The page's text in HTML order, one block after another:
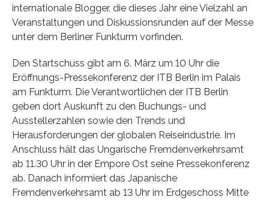
internationale Blogger, die dieses Jahr eine Vielzahl an
Veranstaltungen und Diskussionsrunden auf der Messe
unter dem Berliner Funkturm vorfinden.
Den Startschuss gibt am 6. März um 10 Uhr die
Eröffnungs-Pressekonferenz der ITB Berlin im Palais
am Funkturm. Die Verantwortlichen der ITB Berlin
geben dort Auskunft zu den Buchungs- und
Ausstellerzahlen sowie den Trends und
Herausforderungen der globalen Reiseindustrie. Im
Anschluss hält das Ungarische Fremdenverkehrsamt
ab 11.30 Uhr in der Empore Ost seine Pressekonferenz
ab. Danach informiert das Japanische
Fremdenverkehrsamt ab 13 Uhr im Erdgeschoss Mitte